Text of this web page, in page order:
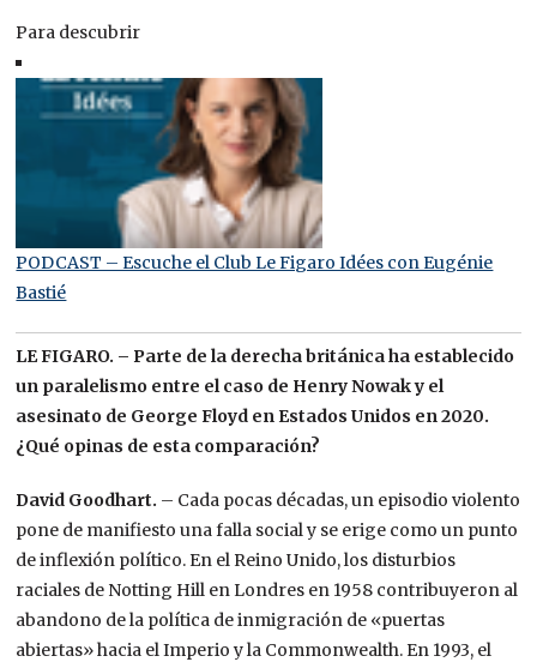
Para descubrir
PODCAST – Escuche el Club Le Figaro Idées con Eugénie
Bastié
LE FIGARO. – Parte de la derecha británica ha establecido
un paralelismo entre el caso de Henry Nowak y el
asesinato de George Floyd en Estados Unidos en 2020.
¿Qué opinas de esta comparación?
David Goodhart. – Cada pocas décadas, un episodio violento
pone de manifiesto una falla social y se erige como un punto
de inflexión político. En el Reino Unido, los disturbios
raciales de Notting Hill en Londres en 1958 contribuyeron al
abandono de la política de inmigración de «puertas
abiertas» hacia el Imperio y la Commonwealth. En 1993, el